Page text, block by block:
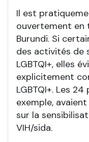
Il est
ouvertement en
Burundi. Si
des activités de
LGBTQI+, elles
explicitement
LGBTQI+. Les
exemple,
sur la
VIH/sida.